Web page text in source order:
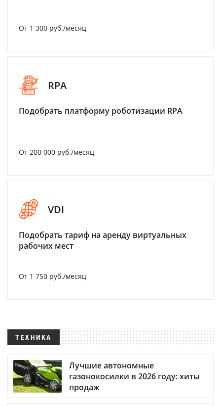
От 1 300 руб./месяц
RPA
Подобрать платформу роботизации RPA
От 200 000 руб./месяц
VDI
Подобрать тариф на аренду виртуальных
рабочих мест
От 1 750 руб./месяц
ТЕХНИКА
Лучшие автономные
газонокосилки в 2026 году: хиты
продаж